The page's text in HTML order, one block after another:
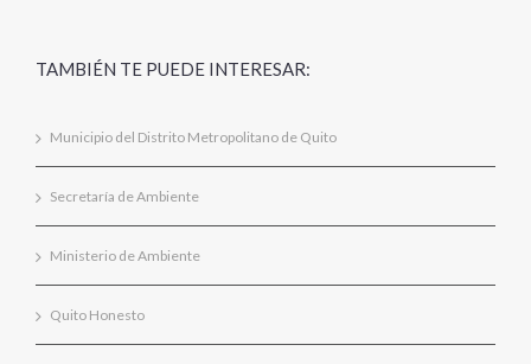
TAMBIÉN TE PUEDE INTERESAR:
Municipio del Distrito Metropolitano de Quito
Secretaría de Ambiente
Ministerio de Ambiente
Quito Honesto